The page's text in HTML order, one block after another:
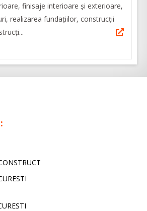
finisaje interioare și exterioare,
realizarea fundațiilor, construcții